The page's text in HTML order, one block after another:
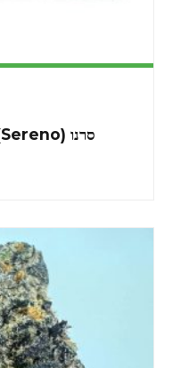
סרנו (Sereno) – אינדיקה T22/C4